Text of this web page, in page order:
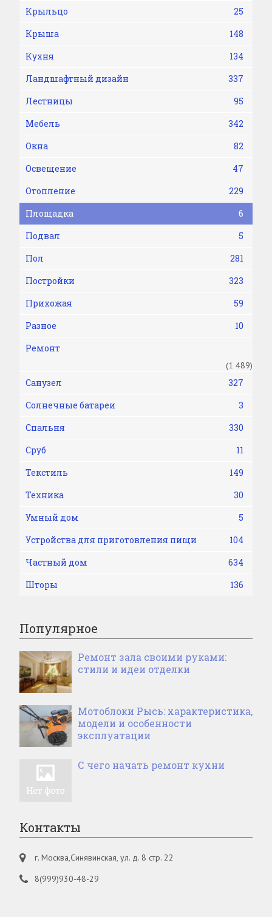
Крыльцо
25
Крыша
148
Кухня
134
Ландшафтный дизайн
337
Лестницы
95
Мебель
342
Окна
82
Освещение
47
Отопление
229
Площадка
6
Подвал
5
Пол
281
Постройки
323
Прихожая
59
Разное
10
Ремонт
(1 489)
Санузел
327
Солнечные батареи
3
Спальня
330
Сруб
11
Текстиль
149
Техника
30
Умный дом
5
Устройства для приготовления пищи
104
Частный дом
634
Шторы
136
Популярное
Ремонт зала своими руками:
стили и идеи отделки
Мотоблоки Рысь: характеристика,
модели и особенности
эксплуатации
С чего начать ремонт кухни
Контакты
г. Москва,Синявинская, ул. д. 8 стр. 22
8(999)930-48-29